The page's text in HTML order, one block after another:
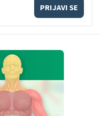
PRIJAVI SE